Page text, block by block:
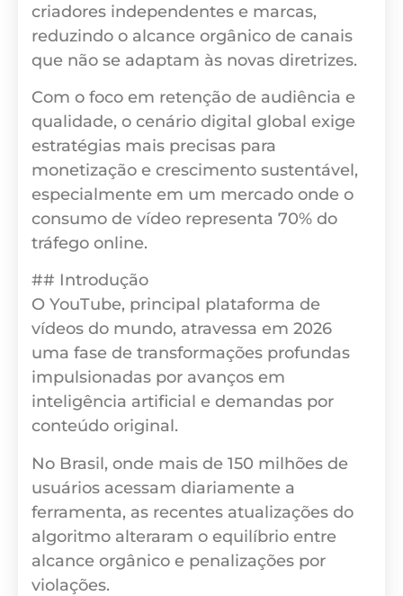
criadores independentes e marcas,
reduzindo o alcance orgânico de canais
que não se adaptam às novas diretrizes.
Com o foco em retenção de audiência e
qualidade, o cenário digital global exige
estratégias mais precisas para
monetização e crescimento sustentável,
especialmente em um mercado onde o
consumo de vídeo representa 70% do
tráfego online.
## Introdução
O YouTube, principal plataforma de
vídeos do mundo, atravessa em 2026
uma fase de transformações profundas
impulsionadas por avanços em
inteligência artificial e demandas por
conteúdo original.
No Brasil, onde mais de 150 milhões de
usuários acessam diariamente a
ferramenta, as recentes atualizações do
algoritmo alteraram o equilíbrio entre
alcance orgânico e penalizações por
violações.